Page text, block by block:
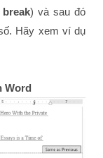
) và sau đó
Hãy xem ví dụ
Word